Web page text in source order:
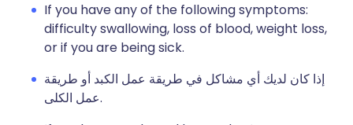
If you have any of the following symptoms:
difficulty swallowing, loss of blood, weight loss,
or if you are being sick.
إذا كان لديك أي مشاكل في طريقة عمل الكبد أو طريقة
عمل الكلى.